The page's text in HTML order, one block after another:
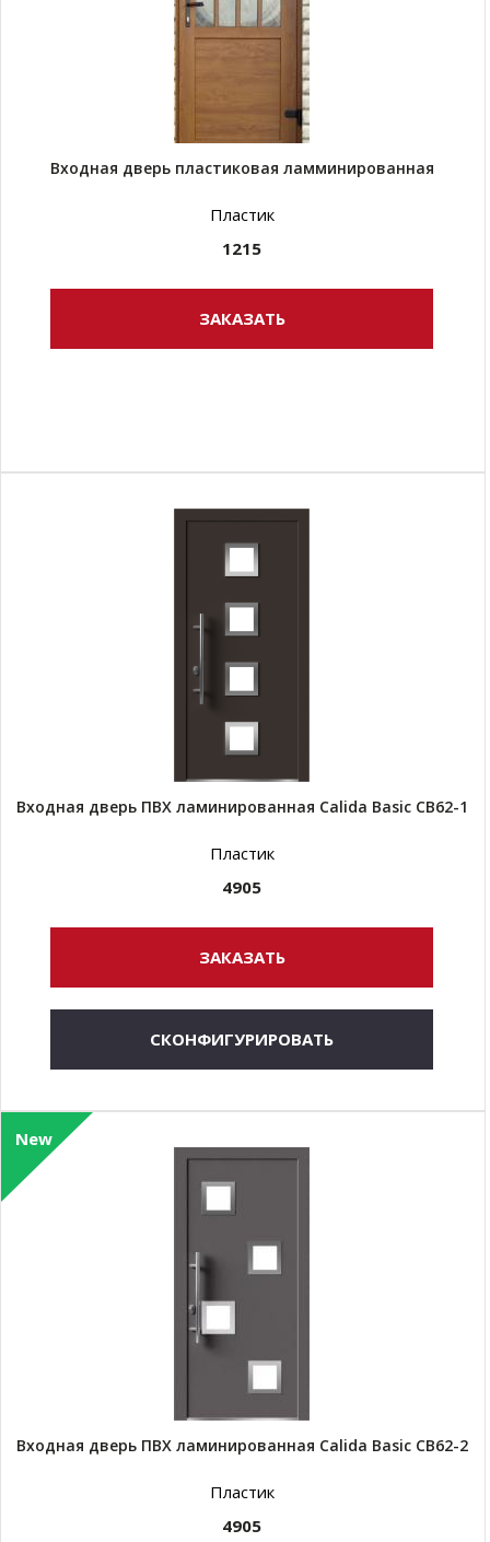
Входная дверь пластиковая ламминированная
Пластик
1215
ЗАКАЗАТЬ
Входная дверь ПВХ ламинированная Calida Basic СВ62-1
Пластик
4905
ЗАКАЗАТЬ
СКОНФИГУРИРОВАТЬ
New
Входная дверь ПВХ ламинированная Calida Basic СВ62-2
Пластик
4905